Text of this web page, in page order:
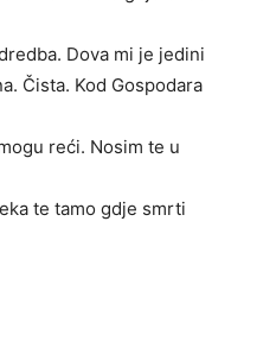
Dova mi je jedini
Čista. Kod Gospodara
reći. Nosim te u
te tamo gdje smrti